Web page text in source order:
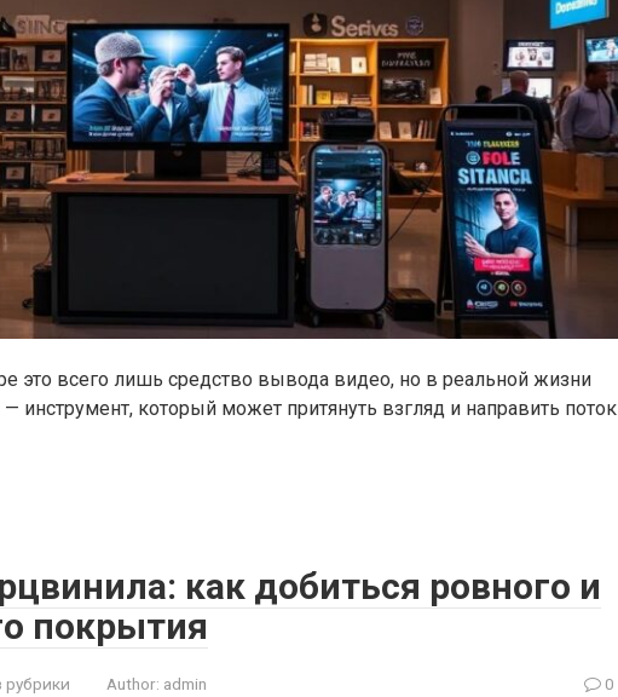
это всего лишь средство вывода видео, но в реальной жизни
инструмент, который может притянуть взгляд и направить поток
как добиться ровного и
покрытия
рубрики Author: admin 0